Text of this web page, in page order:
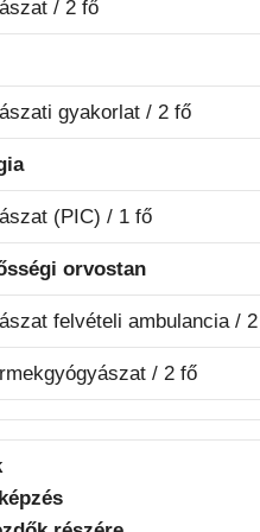
/ 2 fő
gyakorlat / 2 fő
(PIC) / 1 fő
orvostan
felvételi ambulancia /
/ 2 fő